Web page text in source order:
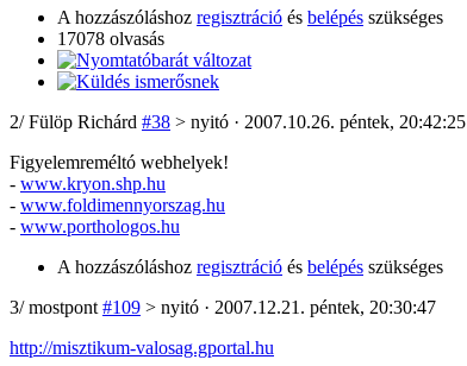
A hozzászóláshoz regisztráció és belépés szükséges
17078 olvasás
2/Fülöp Richárd #38 > nyitó · 2007.10.26. péntek, 20:42:25
Figyelemreméltó webhelyek!
- www.kryon.shp.hu
- www.foldimennyorszag.hu
- www.porthologos.hu
A hozzászóláshoz regisztráció és belépés szükséges
3/mostpont #109 > nyitó · 2007.12.21. péntek, 20:30:47
http://misztikum-valosag.gportal.hu